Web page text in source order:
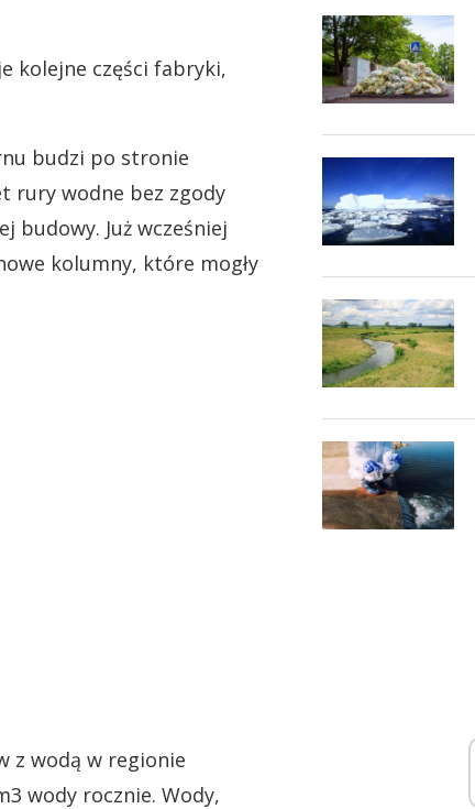
kolejne części fabryki,
budzi po stronie
rury wodne bez zgody
budowy. Już wcześniej
kolumny, które mogły
z wodą w regionie
wody rocznie. Wody,